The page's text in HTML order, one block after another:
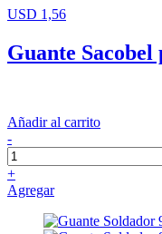
USD 1,56
Guante
Añadir al carrito
-
+
Agregar